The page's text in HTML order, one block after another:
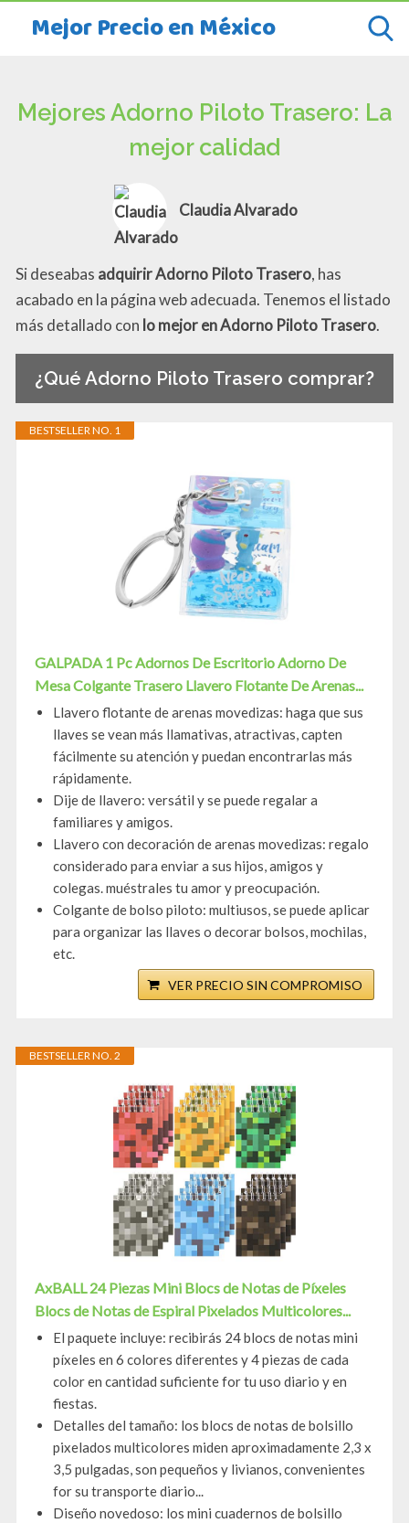
Mejor Precio en México
Mejores Adorno Piloto Trasero: La
mejor calidad
Claudia Alvarado
Si deseabas adquirir Adorno Piloto Trasero, has
acabado en la página web adecuada. Tenemos el listado
más detallado con lo mejor en Adorno Piloto Trasero.
¿Qué Adorno Piloto Trasero comprar?
BESTSELLER NO. 1
GALPADA 1 Pc Adornos De Escritorio Adorno De
Mesa Colgante Trasero Llavero Flotante De Arenas...
Llavero flotante de arenas movedizas: haga que sus
llaves se vean más llamativas, atractivas, capten
fácilmente su atención y puedan encontrarlas más
rápidamente.
Dije de llavero: versátil y se puede regalar a
familiares y amigos.
Llavero con decoración de arenas movedizas: regalo
considerado para enviar a sus hijos, amigos y
colegas. muéstrales tu amor y preocupación.
Colgante de bolso piloto: multiusos, se puede aplicar
para organizar las llaves o decorar bolsos, mochilas,
etc.
VER PRECIO SIN COMPROMISO
BESTSELLER NO. 2
AxBALL 24 Piezas Mini Blocs de Notas de Píxeles
Blocs de Notas de Espiral Pixelados Multicolores...
El paquete incluye: recibirás 24 blocs de notas mini
píxeles en 6 colores diferentes y 4 piezas de cada
color en cantidad suficiente for tu uso diario y en
fiestas.
Detalles del tamaño: los blocs de notas de bolsillo
pixelados multicolores miden aproximadamente 2,3 x
3,5 pulgadas, son pequeños y livianos, convenientes
for su transporte diario...
Diseño novedoso: los mini cuadernos de bolsillo